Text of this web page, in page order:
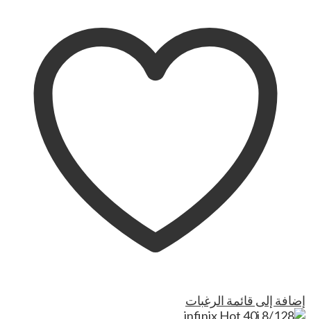
إضافة إلى قائمة الرغبات